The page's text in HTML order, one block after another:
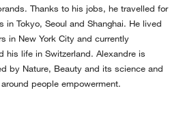
Thanks to his jobs, he travelled for
in Tokyo, Seoul and Shanghai. He lived
in New York City and currently
his life in Switzerland. Alexandre is
by Nature, Beauty and its science and
people empowerment.